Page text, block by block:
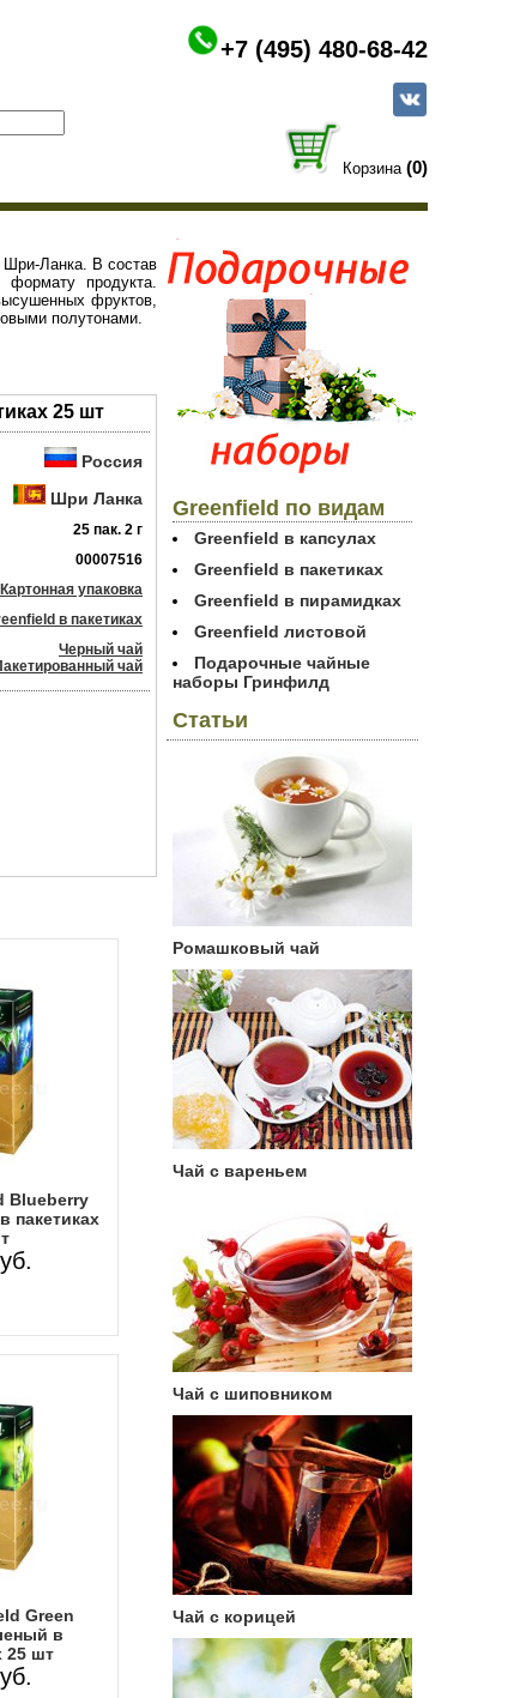
+7 (495) 480-68-42
Корзина (0)
Шри-Ланка. В состав
формату продукта.
фруктов,
полутонами.
25 шт
Россия
Шри Ланка
25 пак. 2 г
00007516
Картонная упаковка
в пакетиках
Черный чай
чай
Blueberry
пакетиках
Green
в
25 шт
Greenfield по видам
Greenfield в капсулах
Greenfield в пакетиках
Greenfield в пирамидках
Greenfield листовой
Подарочные чайные
наборы Гринфилд
Статьи
Ромашковый чай
Чай с вареньем
Чай с шиповником
Чай с корицей